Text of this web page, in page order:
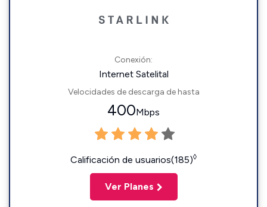
Conexión:
Internet Satelital
Velocidades de descarga de hasta
400Mbps
Calificación de usuarios(185)◊
Ver Planes